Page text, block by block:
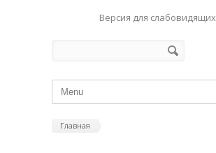
Версия для слабовидящих
Главная